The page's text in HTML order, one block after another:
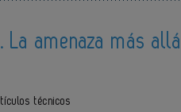
La amenaza más
técnicos